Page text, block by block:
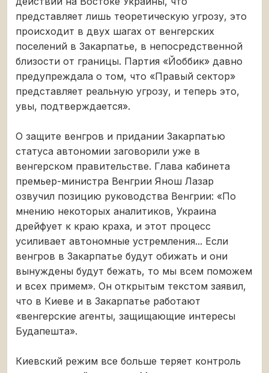
представляет лишь теоретическую угрозу, это
происходит в двух шагах от венгерских
поселений в Закарпатье, в непосредственной
близости от границы. Партия «Йоббик» давно
предупреждала о том, что «Правый сектор»
представляет реальную угрозу, и теперь это,
увы, подтверждается».
О защите венгров и придании Закарпатью
статуса автономии заговорили уже в
венгерском правительстве. Глава кабинета
премьер-министра Венгрии Янош Лазар
озвучил позицию руководства Венгрии: «По
мнению некоторых аналитиков, Украина
дрейфует к краю краха, и этот процесс
усиливает автономные устремления... Если
венгров в Закарпатье будут обижать и они
вынуждены будут бежать, то мы всем поможем
и всех примем». Он открытым текстом заявил,
что в Киеве и в Закарпатье работают
«венгерские агенты, защищающие интересы
Будапешта».
Киевский режим все больше теряет контроль